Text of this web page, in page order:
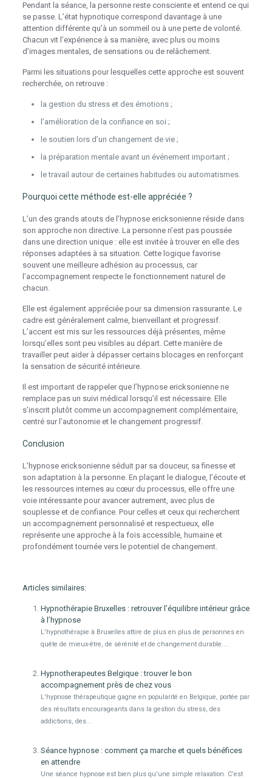
Pendant la séance, la personne reste consciente et entend ce qui
se passe. L’état hypnotique correspond davantage à une
attention différente qu’à un sommeil ou à une perte de volonté.
Chacun vit l’expérience à sa manière, avec plus ou moins
d’images mentales, de sensations ou de relâchement.
Parmi les situations pour lesquelles cette approche est souvent
recherchée, on retrouve :
la gestion du stress et des émotions ;
l’amélioration de la confiance en soi ;
le soutien lors d’un changement de vie ;
la préparation mentale avant un événement important ;
le travail autour de certaines habitudes ou automatismes.
Pourquoi cette méthode est-elle appréciée ?
L’un des grands atouts de l’hypnose ericksonienne réside dans
son approche non directive. La personne n’est pas poussée
dans une direction unique : elle est invitée à trouver en elle des
réponses adaptées à sa situation. Cette logique favorise
souvent une meilleure adhésion au processus, car
l’accompagnement respecte le fonctionnement naturel de
chacun.
Elle est également appréciée pour sa dimension rassurante. Le
cadre est généralement calme, bienveillant et progressif.
L’accent est mis sur les ressources déjà présentes, même
lorsqu’elles sont peu visibles au départ. Cette manière de
travailler peut aider à dépasser certains blocages en renforçant
la sensation de sécurité intérieure.
Il est important de rappeler que l’hypnose ericksonienne ne
remplace pas un suivi médical lorsqu’il est nécessaire. Elle
s’inscrit plutôt comme un accompagnement complémentaire,
centré sur l’autonomie et le changement progressif.
Conclusion
L’hypnose ericksonienne séduit par sa douceur, sa finesse et
son adaptation à la personne. En plaçant le dialogue, l’écoute et
les ressources internes au cœur du processus, elle offre une
voie intéressante pour avancer autrement, avec plus de
souplesse et de confiance. Pour celles et ceux qui recherchent
un accompagnement personnalisé et respectueux, elle
représente une approche à la fois accessible, humaine et
profondément tournée vers le potentiel de changement.
Articles similaires:
Hypnothérapie Bruxelles : retrouver l’équilibre intérieur grâce
à l’hypnose
L’hypnothérapie à Bruxelles attire de plus en plus de personnes en
quête de mieux-être, de sérénité et de changement durable....
Hypnotherapeutes Belgique : trouver le bon
accompagnement près de chez vous
L’hypnose thérapeutique gagne en popularité en Belgique, portée par
des résultats encourageants dans la gestion du stress, des
addictions, des...
Séance hypnose : comment ça marche et quels bénéfices
en attendre
Une séance hypnose est bien plus qu’une simple relaxation. C’est